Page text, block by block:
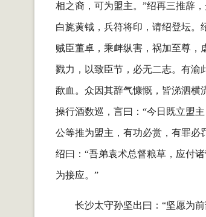
相之裔，可为盟主。”绍再三推辞
白旄黄钺，兵符将印，请绍登坛。
贼臣董卓，乘衅纵害，祸加至尊
戮力，以致臣节，必无二志。有渝
歃血。众因其辞气慷慨，皆涕泗横
操行酒数巡，言曰：“今日既立盟
公等推为盟主，有功必赏，有罪必
绍曰：“吾弟袁术总督粮草，应付
为接应。”
长沙太守孙坚出曰：“坚愿为